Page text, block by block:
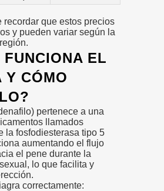
recordar que estos precios
y pueden variar según la
FUNCIONA EL
Y CÓMO
pertenece a una
llamados
la fosfodiesterasa tipo 5
aumentando el flujo
el pene durante la
lo que facilita y
correctamente: